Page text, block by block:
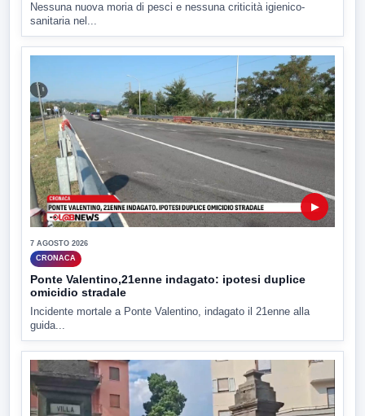
Nessuna nuova moria di pesci e nessuna criticità igienico-
sanitaria nel...
▶
7 AGOSTO 2026
CRONACA
Ponte Valentino,21enne indagato: ipotesi duplice
omicidio stradale
Incidente mortale a Ponte Valentino, indagato il 21enne alla
guida...